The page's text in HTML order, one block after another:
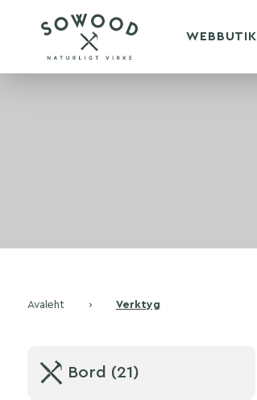
WEBBUTIK
Avaleht › Verktyg
Bord (21)